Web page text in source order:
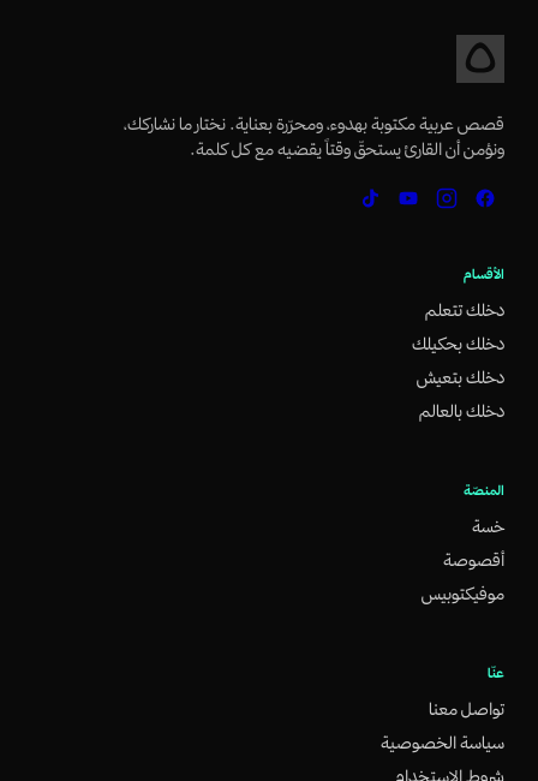
قصص عربية مكتوبة بهدوء، ومحرّرة بعناية. نختار ما نشاركك،
ونؤمن أن القارئ يستحقّ وقتاً يقضيه مع كل كلمة.
الأقسام
دخلك تتعلم
دخلك بحكيلك
دخلك بتعيش
دخلك بالعالم
المنصّة
خسة
أقصوصة
موفيكتوبيس
عنّا
تواصل معنا
سياسة الخصوصية
شروط الاستخدام